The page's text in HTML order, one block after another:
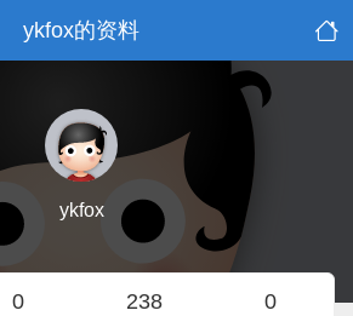
ykfox的资料
ykfox
0 238 0